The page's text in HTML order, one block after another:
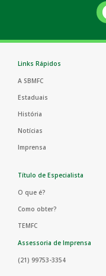
Links Rápidos
A SBMFC
Estaduais
História
Notícias
Imprensa
Título de Especialista
O que é?
Como obter?
TEMFC
Assessoria de Imprensa
(21) 99753-3354